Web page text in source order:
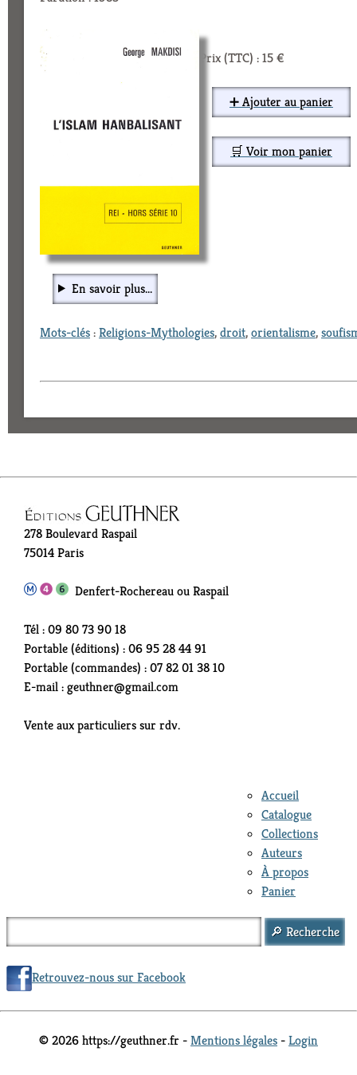
Prix (TTC) : 15 €
➕ Ajouter au panier
🛒 Voir mon panier
En savoir plus...
Mots-clés:Religions-Mythologies,droit,orientalisme,
278 Boulevard Raspail
75014 Paris
Denfert-Rochereau ou Raspail
Tél : 09 80 73 90 18
Portable (éditions) : 06 95 28 44 91
Portable (commandes) : 07 82 01 38 10
E-mail : geuthner@gmail.com
Vente aux particuliers sur rdv.
Accueil
Catalogue
Collections
Auteurs
À propos
Panier
Retrouvez-nous sur Facebook
© 2026 https://geuthner.fr -Mentions légales -Login